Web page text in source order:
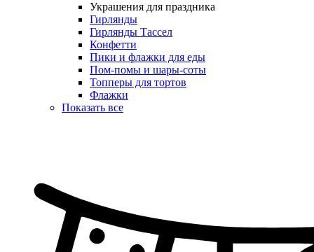
Украшения для праздника
Гирлянды
Гирлянды Тассел
Конфетти
Пики и флажки для еды
Пом-помы и шары-соты
Топперы для тортов
Флажки
Показать все